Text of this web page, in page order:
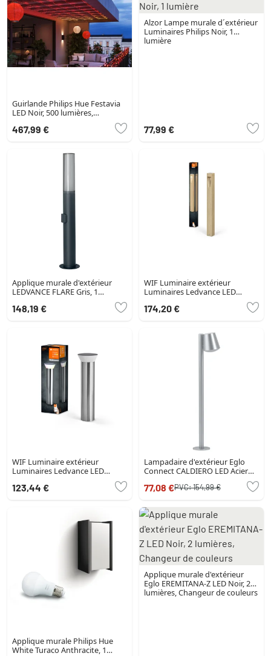
Guirlande Philips Hue Festavia
LED Noir, 500 lumières,
467,99 €
Alzor Lampe murale d´extérieur
Luminaires Philips Noir, 1
lumière
77,99 €
Applique murale d'extérieur
LEDVANCE FLARE Gris, 1
lumière, Changeur de couleurs
148,19 €
WIF Luminaire extérieur
Luminaires Ledvance LED
Changeur de couleurs
174,20 €
WIF Luminaire extérieur
Luminaires Ledvance LED
Argenté, 1 lumière, Changeur
de couleurs
123,44 €
Lampadaire d'extérieur Eglo
Connect CALDIERO LED Acier
77,08 €PVC:154,99 €
Applique murale Philips Hue
White Turaco Anthracite, 1
Applique murale d'extérieur
Eglo EREMITANA-Z LED Noir, 2
lumières, Changeur de couleurs